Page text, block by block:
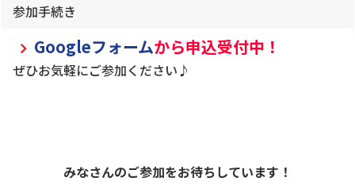
参加手続き
Googleフォームから申込受付中！
ぜひお気軽にご参加ください♪
みなさんのご参加をお待ちしています！